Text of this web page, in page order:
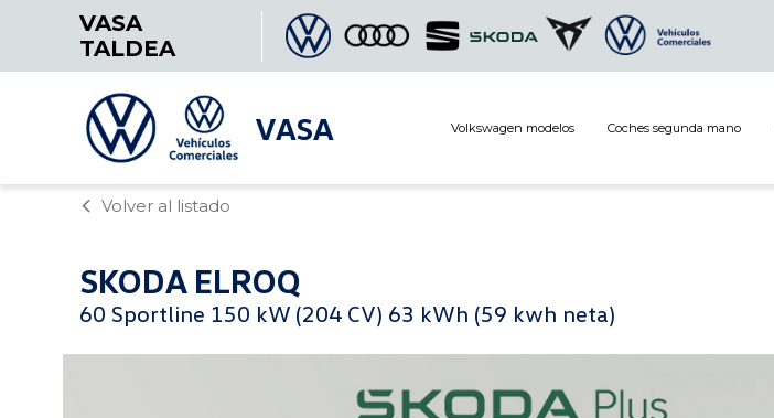
VASA
TALDEA
VASA Volkswagen modelos Coches segunda mano
Volver al listado
SKODA ELROQ
60 Sportline 150 kW (204 CV) 63 kWh (59 kwh neta)